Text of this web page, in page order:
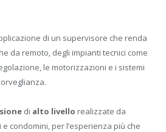
di un supervisore che renda
da remoto, degli impianti tecnici come
le motorizzazioni e i sistemi
di alto livello realizzate da
condomini, per l’esperienza più che